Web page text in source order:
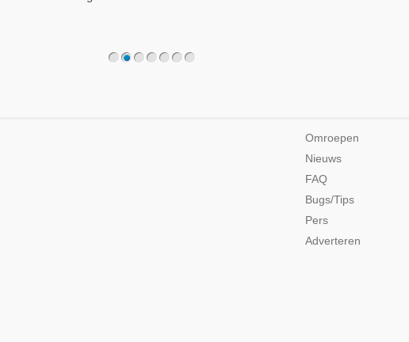
Omroepen
Nieuws
FAQ
Bugs/Tips
Pers
Adverteren